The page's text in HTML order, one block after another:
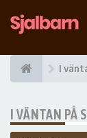
I
I VÄNTAN PÅ